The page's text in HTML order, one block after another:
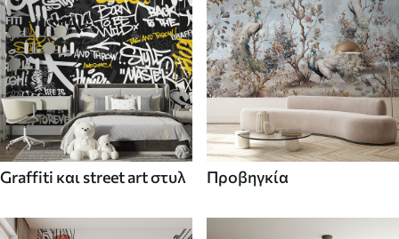
Graffiti και street art στυλ Προβηγκία